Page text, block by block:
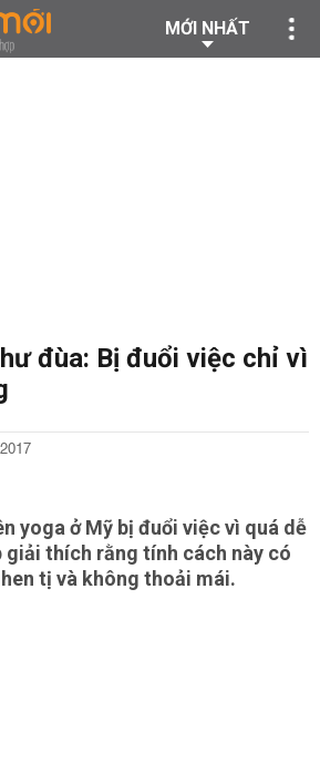
MỚI NHẤT
đùa: Bị đuổi việc chỉ vì
yoga ở Mỹ bị đuổi việc vì quá dễ
thích rằng tính cách này có
tị và không thoải mái.